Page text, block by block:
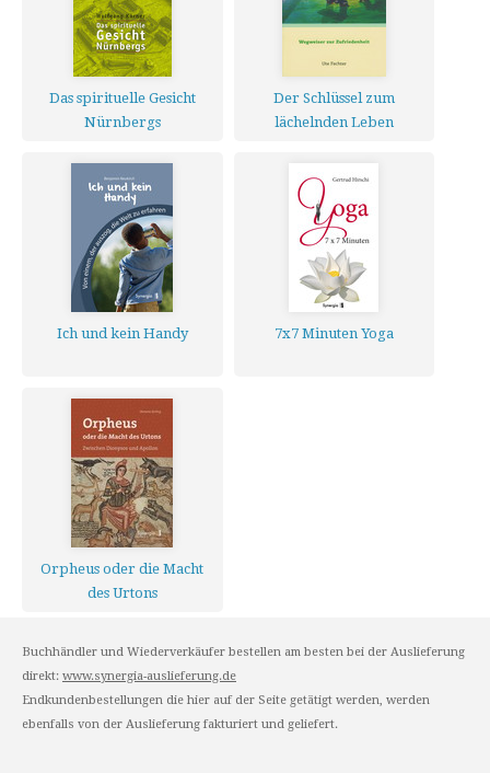
Das spirituelle Gesicht
Nürnbergs
Der Schlüssel zum
lächelnden Leben
Ich und kein Handy 7x7 Minuten Yoga
Orpheus oder die Macht
des Urtons
Buchhändler und Wiederverkäufer bestellen am besten bei der Auslieferung
direkt: www.synergia-auslieferung.de
Endkundenbestellungen die hier auf der Seite getätigt werden, werden
ebenfalls von der Auslieferung fakturiert und geliefert.